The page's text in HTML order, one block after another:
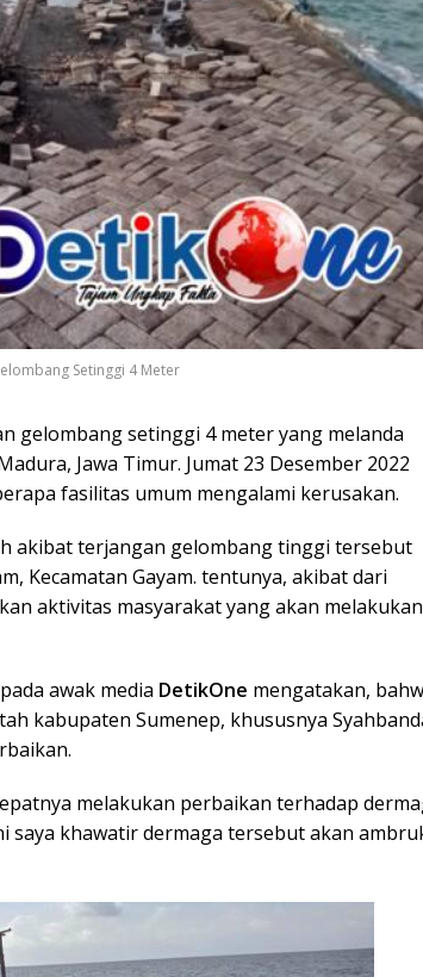
Setinggi 4 Meter
gelombang setinggi 4 meter yang melanda
Jawa Timur. Jumat 23 Desember 2022
fasilitas umum mengalami kerusakan.
akibat terjangan gelombang tinggi tersebut
Kecamatan Gayam. tentunya, akibat dari
aktivitas masyarakat yang akan melakukan
awak media DetikOne mengatakan,
kabupaten Sumenep, khususnya
melakukan perbaikan terhadap
saya khawatir dermaga tersebut akan